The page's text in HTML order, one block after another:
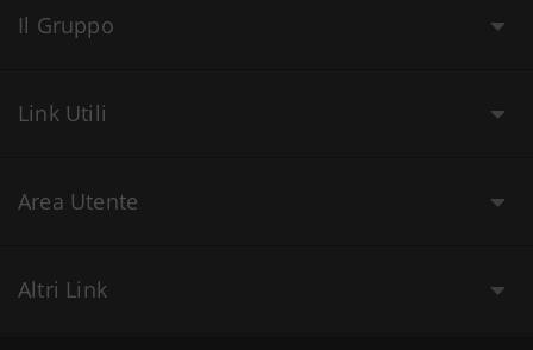
Il Gruppo
Link Utili
Area Utente
Altri Link